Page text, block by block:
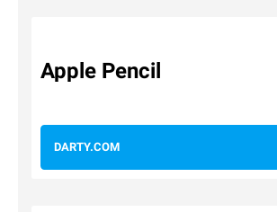
Apple Pencil
DARTY.COM